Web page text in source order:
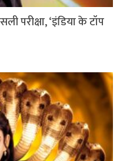
परीक्षा, ‘इंडिया के टॉप